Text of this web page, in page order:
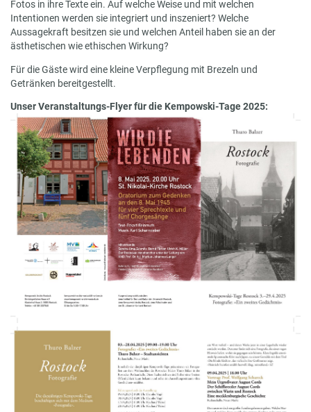
Fotos in ihre Texte ein. Auf welche Weise und mit welchen
Intentionen werden sie integriert und inszeniert? Welche
Aussagekraft besitzen sie und welchen Anteil haben sie an der
ästhetischen wie ethischen Wirkung?
Für die Gäste wird eine kleine Verpflegung mit Brezeln und
Getränken bereitgestellt.
Unser Veranstaltungs-Flyer für die Kempowski-Tage 2025: